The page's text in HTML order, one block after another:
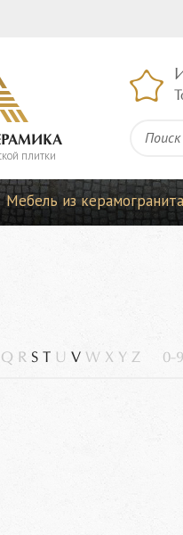
ПЛИТКИ
Мебель из керамогранита
Q R S T U V W X Y Z 0-9